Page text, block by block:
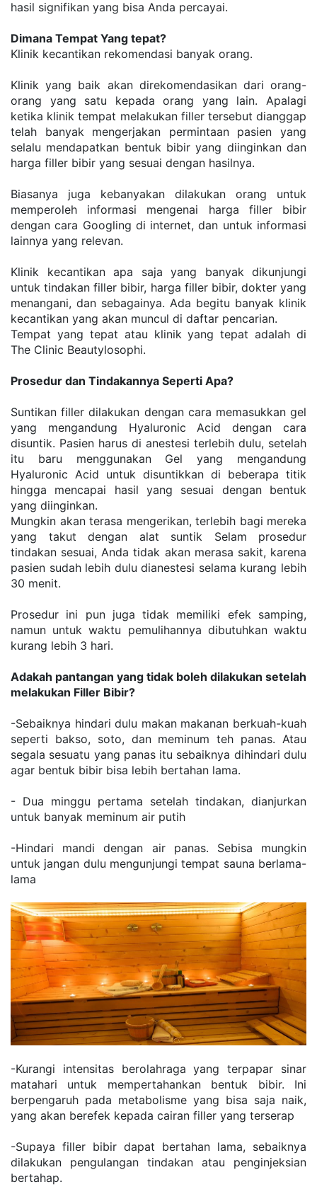
hasil signifikan yang bisa Anda percayai.
Dimana Tempat Yang tepat?
Klinik kecantikan rekomendasi banyak orang.
Klinik yang baik akan direkomendasikan dari orang-
orang yang satu kepada orang yang lain. Apalagi
ketika klinik tempat melakukan filler tersebut dianggap
telah banyak mengerjakan permintaan pasien yang
selalu mendapatkan bentuk bibir yang diinginkan dan
harga filler bibir yang sesuai dengan hasilnya.
Biasanya juga kebanyakan dilakukan orang untuk
memperoleh informasi mengenai harga filler bibir
dengan cara Googling di internet, dan untuk informasi
lainnya yang relevan.
Klinik kecantikan apa saja yang banyak dikunjungi
untuk tindakan filler bibir, harga filler bibir, dokter yang
menangani, dan sebagainya. Ada begitu banyak klinik
kecantikan yang akan muncul di daftar pencarian.
Tempat yang tepat atau klinik yang tepat adalah di
The Clinic Beautylosophi.
Prosedur dan Tindakannya Seperti Apa?
Suntikan filler dilakukan dengan cara memasukkan gel
yang mengandung Hyaluronic Acid dengan cara
disuntik. Pasien harus di anestesi terlebih dulu, setelah
itu baru menggunakan Gel yang mengandung
Hyaluronic Acid untuk disuntikkan di beberapa titik
hingga mencapai hasil yang sesuai dengan bentuk
yang diinginkan.
Mungkin akan terasa mengerikan, terlebih bagi mereka
yang takut dengan alat suntik Selam prosedur
tindakan sesuai, Anda tidak akan merasa sakit, karena
pasien sudah lebih dulu dianestesi selama kurang lebih
30 menit.
Prosedur ini pun juga tidak memiliki efek samping,
namun untuk waktu pemulihannya dibutuhkan waktu
kurang lebih 3 hari.
Adakah pantangan yang tidak boleh dilakukan setelah
melakukan Filler Bibir?
-Sebaiknya hindari dulu makan makanan berkuah-kuah
seperti bakso, soto, dan meminum teh panas. Atau
segala sesuatu yang panas itu sebaiknya dihindari dulu
agar bentuk bibir bisa lebih bertahan lama.
- Dua minggu pertama setelah tindakan, dianjurkan
untuk banyak meminum air putih
-Hindari mandi dengan air panas. Sebisa mungkin
untuk jangan dulu mengunjungi tempat sauna berlama-
lama
-Kurangi intensitas berolahraga yang terpapar sinar
matahari untuk mempertahankan bentuk bibir. Ini
berpengaruh pada metabolisme yang bisa saja naik,
yang akan berefek kepada cairan filler yang terserap
-Supaya filler bibir dapat bertahan lama, sebaiknya
dilakukan pengulangan tindakan atau penginjeksian
bertahap.